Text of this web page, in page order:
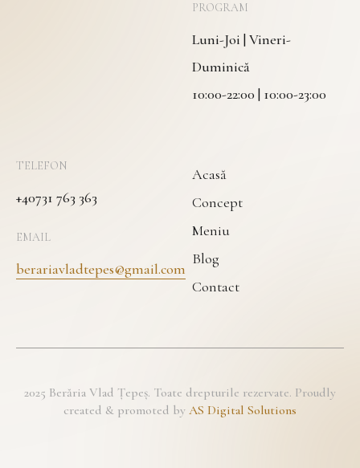
PROGRAM
Luni-Joi | Vineri-
Duminică
10:00-22:00 | 10:00-23:00
TELEFON
+40731 763 363
EMAIL
berariavladtepes@gmail.com
Acasă
Concept
Meniu
Blog
Contact
2025 Berăria Vlad Țepeș. Toate drepturile rezervate. Proudly
created & promoted by AS Digital Solutions